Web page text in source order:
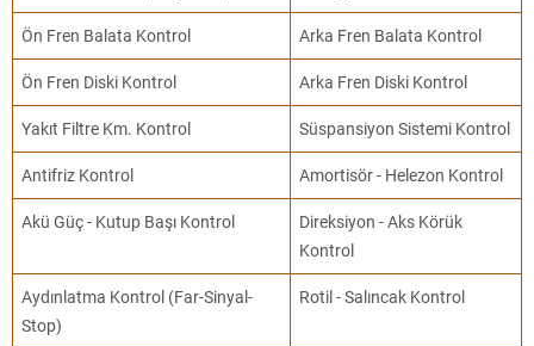
Ön Fren Balata Kontrol Arka Fren Balata Kontrol
Ön Fren Diski Kontrol Arka Fren Diski Kontrol
Yakıt Filtre Km. Kontrol Süspansiyon Sistemi Kontrol
Antifriz Kontrol Amortisör - Helezon Kontrol
Akü Güç - Kutup Başı Kontrol
Direksiyon - Aks Körük
Kontrol
Aydınlatma Kontrol (Far-Sinyal-
Stop)
Rotil - Salıncak Kontrol